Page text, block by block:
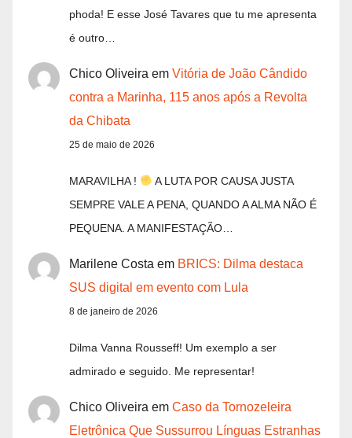
phoda! E esse José Tavares que tu me apresenta
é outro…
Chico Oliveira em Vitória de João Cândido
contra a Marinha, 115 anos após a Revolta
da Chibata
25 de maio de 2026
MARAVILHA !
A LUTA POR CAUSA JUSTA
SEMPRE VALE A PENA, QUANDO A ALMA NÃO É
PEQUENA. A MANIFESTAÇÃO…
Marilene Costa em BRICS: Dilma destaca
SUS digital em evento com Lula
8 de janeiro de 2026
Dilma Vanna Rousseff! Um exemplo a ser
admirado e seguido. Me representar!
Chico Oliveira em Caso da Tornozeleira
Eletrônica Que Sussurrou Línguas Estranhas